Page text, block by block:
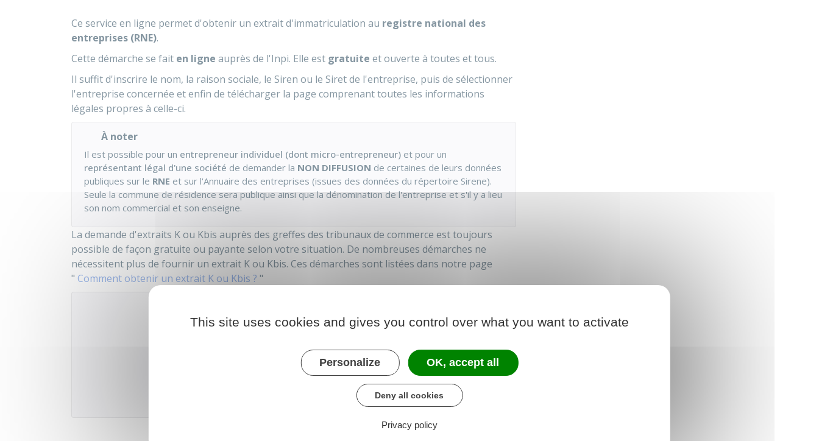
Ce service en ligne permet d'obtenir un extrait d'immatriculation au registre national des
entreprises (RNE).
Cette démarche se fait en ligne auprès de l'Inpi. Elle est gratuite et ouverte à toutes et tous.
Il suffit d'inscrire le nom, la raison sociale, le Siren ou le Siret de l'entreprise, puis de sélectionner
l'entreprise concernée et enfin de télécharger la page comprenant toutes les informations
légales propres à celle-ci.
À noter
Il est possible pour un entrepreneur individuel (dont micro-entrepreneur) et pour un
représentant légal d'une société de demander la NON DIFFUSION de certaines de leurs données
publiques sur le RNE et sur l'Annuaire des entreprises (issues des données du répertoire Sirene).
Seule la commune de résidence sera publique ainsi que la dénomination de l'entreprise et s'il y a lieu
son nom commercial et son enseigne.
La demande d'extraits K ou Kbis auprès des greffes des tribunaux de commerce est toujours
possible de façon gratuite ou payante selon votre situation. De nombreuses démarches ne
nécessitent plus de fournir un extrait K ou Kbis. Ces démarches sont listées dans notre page
" Comment obtenir un extrait K ou Kbis ? "
Accéder au téléservice personnalisé sur sp
Institut national de la propriété industrielle (Inpi)
This site uses cookies and gives you control over what you want to activate
Personalize OK, accept all
Deny all cookies
Privacy policy